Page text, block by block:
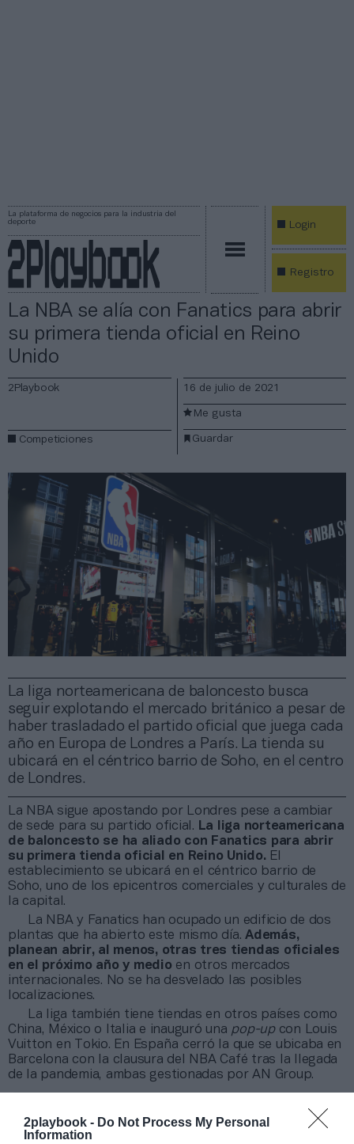
2playbook - Do Not Process My Personal
Information
La plataforma de negocios para la industria del
deporte
Login
Registro
La NBA se alía con Fanatics para abrir
su primera tienda oficial en Reino
Unido
La liga norteamericana de baloncesto busca
seguir explotando el mercado británico a pesar de
haber trasladado el partido oficial que juega cada
año en Europa de Londres a París. La tienda su
ubicará en el céntrico barrio de Soho, en el centro
de Londres.
2Playbook
Competiciones
16 de julio de 2021
Guardar
Me gusta
La NBA sigue apostando por Londres pese a cambiar
de sede para su partido oficial. La liga norteamericana
de baloncesto se ha aliado con Fanatics para abrir
su primera tienda oficial en Reino Unido. El
establecimiento se ubicará en el céntrico barrio de
Soho, uno de los epicentros comerciales y culturales de
la capital.
La NBA y Fanatics han ocupado un edificio de dos
plantas que ha abierto este mismo día. Además,
planean abrir, al menos, otras tres tiendas oficiales
en el próximo año y medio en otros mercados
internacionales. No se ha desvelado las posibles
localizaciones.
La liga también tiene tiendas en otros países como
China, México o Italia e inauguró una pop-upcon Louis
Vuitton en Tokio. En España cerró la que se ubicaba en
Barcelona con la clausura del NBA Café tras la llegada
de la pandemia, ambas gestionadas por AN Group.
como fuente preferida de Google
de forma gratuita
Mantente informado con las últimas noticias de actualidad.